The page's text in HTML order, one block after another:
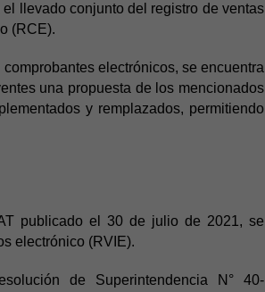
llevado conjunto del registro de ventas
(RCE).
electrónicos, se encuentra
una propuesta de los mencionados
y remplazados, permitiendo
publicado el 30 de julio de 2021, se
electrónico (RVIE).
de Superintendencia N° 40-